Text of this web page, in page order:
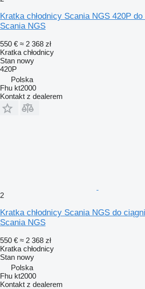
Kratka chłodnicy Scania NGS 420P
Scania NGS
550 € ≈ 2 368 zł
Kratka chłodnicy
Stan nowy
420P
Polska
Fhu kt2000
Kontakt z dealerem
2
Kratka chłodnicy Scania NGS do
Scania NGS
550 € ≈ 2 368 zł
Kratka chłodnicy
Stan nowy
Polska
Fhu kt2000
Kontakt z dealerem